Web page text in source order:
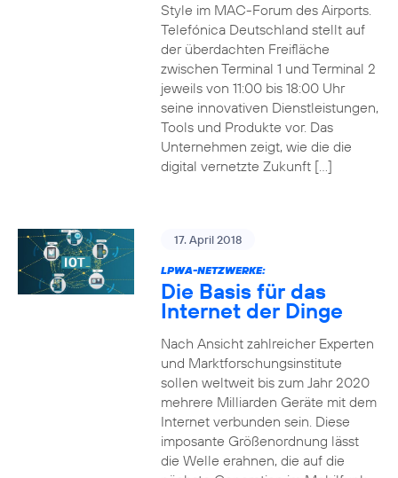
Style im MAC-Forum des Airports.
Telefónica Deutschland stellt auf
der überdachten Freifläche
zwischen Terminal 1 und Terminal 2
jeweils von 11:00 bis 18:00 Uhr
seine innovativen Dienstleistungen,
Tools und Produkte vor. Das
Unternehmen zeigt, wie die die
digital vernetzte Zukunft […]
17. April 2018
LPWA-NETZWERKE:
Die Basis für das
Internet der Dinge
Nach Ansicht zahlreicher Experten
und Marktforschungsinstitute
sollen weltweit bis zum Jahr 2020
mehrere Milliarden Geräte mit dem
Internet verbunden sein. Diese
imposante Größenordnung lässt
die Welle erahnen, die auf die